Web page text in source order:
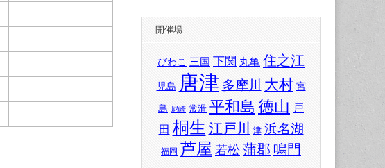
開催場
びわこ 三国 下関 丸亀 住之江
児島 唐津 多摩川 大村 宮
島 尼崎 常滑 平和島 徳山 戸
田 桐生 江戸川 津 浜名湖
福岡 芦屋 若松 蒲郡 鳴門